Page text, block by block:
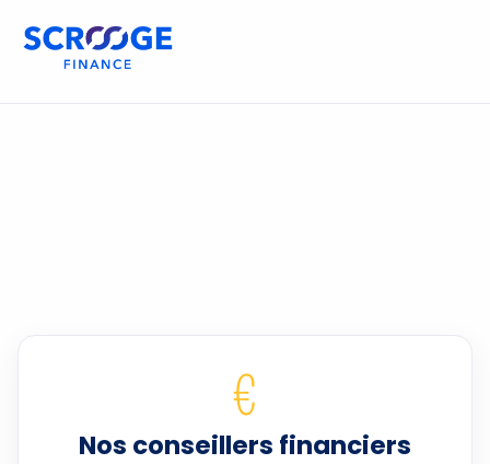
€
Nos conseillers financiers